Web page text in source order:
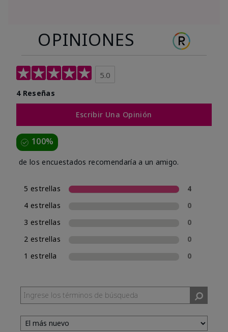
OPINIONES
5.0
4 Reseñas
Escribir Una Opinión
100%
de los encuestados recomendaría a un amigo.
5 estrellas
4
4 estrellas
0
3 estrellas
0
2 estrellas
0
1 estrella
0